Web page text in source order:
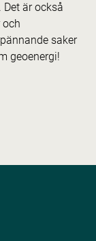
är också
saker
geoenergi!